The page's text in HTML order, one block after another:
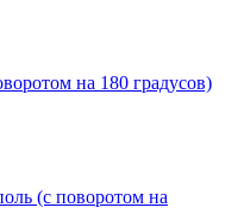
на 180 градусов)